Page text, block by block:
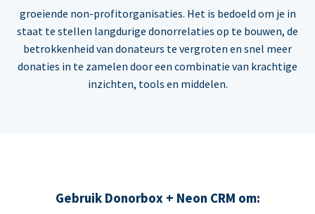
groeiende non-profitorganisaties. Het is bedoeld om je in
staat te stellen langdurige donorrelaties op te bouwen, de
betrokkenheid van donateurs te vergroten en snel meer
donaties in te zamelen door een combinatie van krachtige
inzichten, tools en middelen.
Gebruik Donorbox + Neon CRM om: